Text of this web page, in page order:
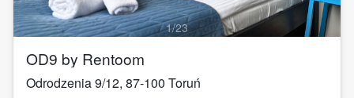
1/23
OD9 by Rentoom
Odrodzenia 9/12, 87-100 Toruń